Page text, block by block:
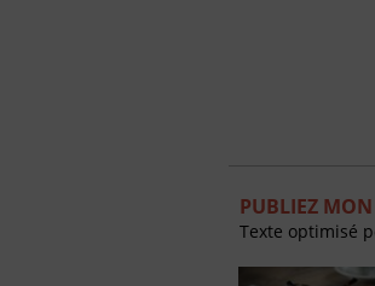
PUBLIEZ
Texte optimisé